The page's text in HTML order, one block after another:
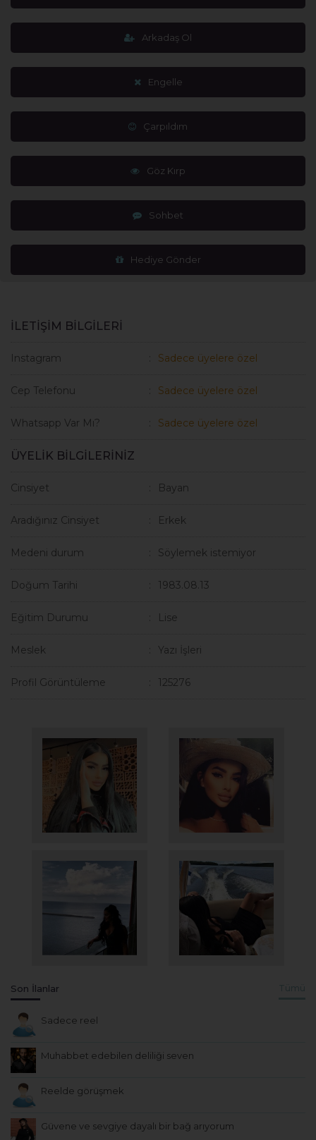
Arkadaş Ol
Engelle
Çarpıldım
Göz Kırp
Sohbet
Hediye Gönder
İLETİŞİM BİLGİLERİ
Instagram Sadece üyelere özel
Cep Telefonu Sadece üyelere özel
Whatsapp Var Mı? Sadece üyelere özel
ÜYELİK BİLGİLERİNİZ
Cinsiyet Bayan
Aradığınız Cinsiyet Erkek
Medeni durum Söylemek istemiyor
Doğum Tarihi 1983.08.13
Eğitim Durumu Lise
Meslek Yazı İşleri
Profil Görüntüleme 125276
Son İlanlar
Sadece reel
Muhabbet edebilen deliliği seven
Reelde görüşmek
Güvene ve sevgiye dayalı bir bağ arıyorum